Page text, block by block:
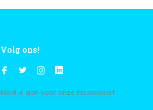
Volg ons!
Meld je aan voor onze nieuwsbrief